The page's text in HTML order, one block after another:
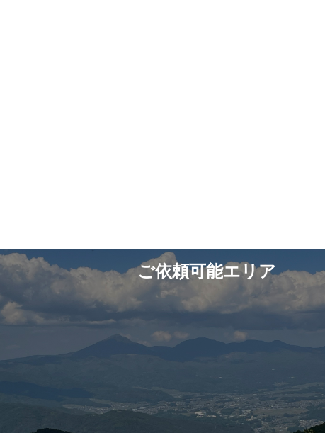
ご依頼可能エリア